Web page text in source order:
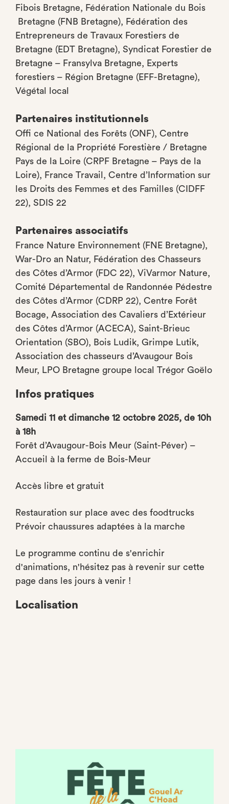
Fibois Bretagne, Fédération Nationale du Bois
Bretagne (FNB Bretagne), Fédération des
Entrepreneurs de Travaux Forestiers de
Bretagne (EDT Bretagne), Syndicat Forestier de
Bretagne – Fransylva Bretagne, Experts
forestiers – Région Bretagne (EFF-Bretagne),
Végétal local
Partenaires institutionnels
Offi ce National des Forêts (ONF), Centre
Régional de la Propriété Forestière / Bretagne
Pays de la Loire (CRPF Bretagne – Pays de la
Loire), France Travail, Centre d’Information sur
les Droits des Femmes et des Familles (CIDFF
22), SDIS 22
Partenaires associatifs
France Nature Environnement (FNE Bretagne),
War-Dro an Natur, Fédération des Chasseurs
des Côtes d’Armor (FDC 22), ViVarmor Nature,
Comité Départemental de Randonnée Pédestre
des Côtes d’Armor (CDRP 22), Centre Forêt
Bocage, Association des Cavaliers d’Extérieur
des Côtes d’Armor (ACECA), Saint-Brieuc
Orientation (SBO), Bois Ludik, Grimpe Lutik,
Association des chasseurs d’Avaugour Bois
Meur, LPO Bretagne groupe local Trégor Goëlo
Infos pratiques
Samedi 11 et dimanche 12 octobre 2025, de 10h
à 18h
Forêt d’Avaugour-Bois Meur (Saint-Péver) –
Accueil à la ferme de Bois-Meur
Accès libre et gratuit
Restauration sur place avec des foodtrucks
Prévoir chaussures adaptées à la marche
Le programme continu de s'enrichir
d'animations, n'hésitez pas à revenir sur cette
page dans les jours à venir !
Localisation